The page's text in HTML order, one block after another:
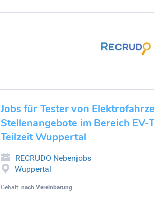
Jobs für Tester von
Stellenangebote im Bereich EV-
Teilzeit Wuppertal
RECRUDO Nebenjobs
Wuppertal
Gehalt: nach Vereinbarung